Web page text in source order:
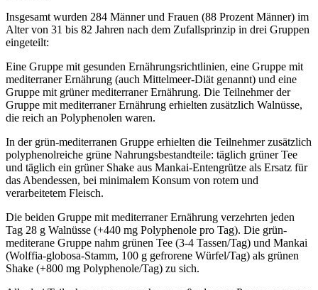
Insgesamt wurden 284 Männer und Frauen (88 Prozent Männer) im
Alter von 31 bis 82 Jahren nach dem Zufallsprinzip in drei Gruppen
eingeteilt:
Eine Gruppe mit gesunden Ernährungsrichtlinien, eine Gruppe mit
mediterraner Ernährung (auch Mittelmeer-Diät genannt) und eine
Gruppe mit grüner mediterraner Ernährung. Die Teilnehmer der
Gruppe mit mediterraner Ernährung erhielten zusätzlich Walnüsse,
die reich an Polyphenolen waren.
In der grün-mediterranen Gruppe erhielten die Teilnehmer zusätzlich
polyphenolreiche grüne Nahrungsbestandteile: täglich grüner Tee
und täglich ein grüner Shake aus Mankai-Entengrütze als Ersatz für
das Abendessen, bei minimalem Konsum von rotem und
verarbeitetem Fleisch.
Die beiden Gruppe mit mediterraner Ernährung verzehrten jeden
Tag 28 g Walnüsse (+440 mg Polyphenole pro Tag). Die grün-
mediterane Gruppe nahm grünen Tee (3-4 Tassen/Tag) und Mankai
(Wolffia-globosa-Stamm, 100 g gefrorene Würfel/Tag) als grünen
Shake (+800 mg Polyphenole/Tag) zu sich.